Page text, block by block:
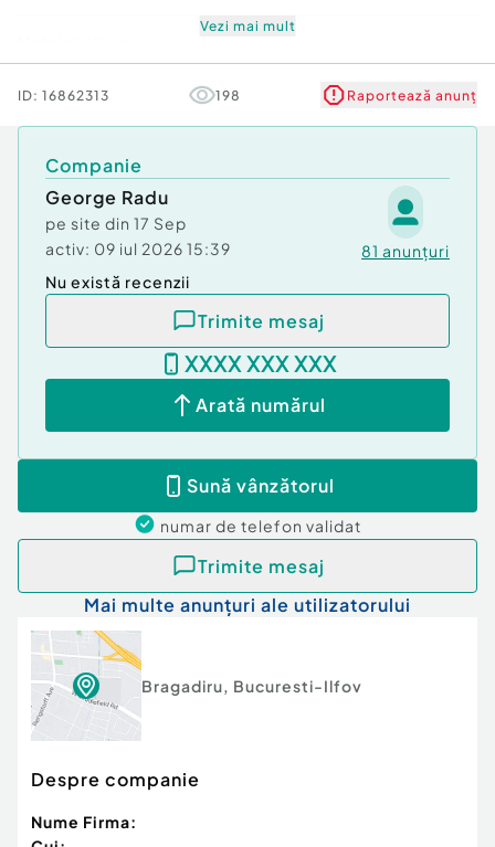
Număr niveluri imobil 7
Comfort
Vezi mai mult
ID: 16862313 198 Raportează anunț
Companie
George Radu
pe site din 17 Sep
activ: 09 iul 2026 15:39 81 anunțuri
Nu există recenzii
Trimite mesaj
XXXX XXX XXX
Arată numărul
Sună vânzătorul
numar de telefon validat
Trimite mesaj
Mai multe anunțuri ale utilizatorului
Bragadiru, Bucuresti-Ilfov
Despre companie
Nume Firma: